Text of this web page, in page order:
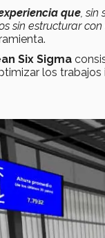
que ,
sin estructurar
Six Sigma
los